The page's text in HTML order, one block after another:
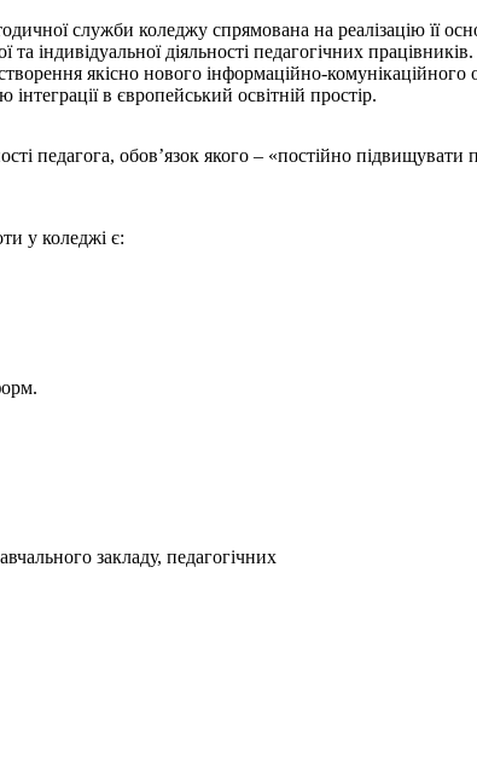
служби коледжу спрямована на реалізацію її
та індивідуальної діяльності педагогічних
якісно нового інформаційно-
інтеграції в європейський освітній простір.
педагога, обов’язок якого – «постійно
у коледжі є:
закладу, педагогічних